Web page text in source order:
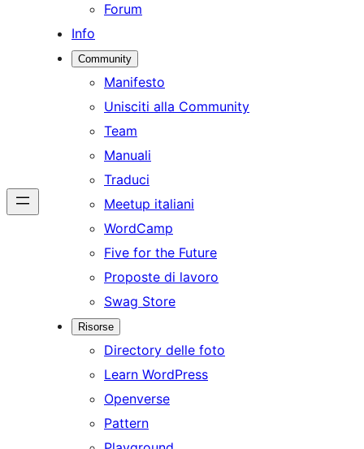
Forum
Info
Community
Manifesto
Unisciti alla Community
Team
Manuali
Traduci
Meetup italiani
WordCamp
Five for the Future
Proposte di lavoro
Swag Store
Risorse
Directory delle foto
Learn WordPress
Openverse
Pattern